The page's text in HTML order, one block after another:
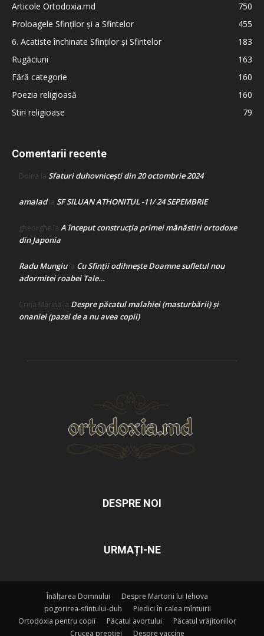
Articole Ortodoxia.md
750
Proloagele Sfinților și a Sfintelor
455
6. Acatiste închinate Sfinților și Sfintelor
183
Rugăciuni
163
Fără categorie
160
Poezia religioasă
160
Stiri religioase
79
Comentarii recente
Doina la Sfaturi duhovnicești din 20 octombrie 2024
amaladla SF SILUAN ATHONITUL -11/ 24 SEPEMBRIE
gheorghe la A început construcţia primei mănăstiri ortodoxe
din Japonia
Radu Mungiula Cu Sfinții odihnește Doamne sufletul nou
adormitei roabei Tale…
Crina Marina la Despre păcatul malahiei (masturbării) şi
onaniei (pazei de a nu avea copii)
DESPRE NOI
URMAȚI-NE
Înălțarea Domnului
Despre Martorii lui Iehova
pogorirea-sfintului-duh
Piedici în calea mîntuirii
Ortodoxia pentru copii
Păcatul avortului
Păcatul vrăjitoriilor
Crucea preoției
Despre vaccine